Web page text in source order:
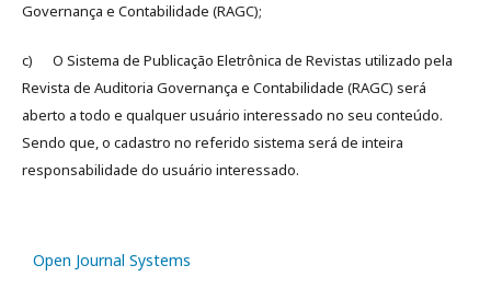
Governança e Contabilidade (RAGC);
c) O Sistema de Publicação Eletrônica de Revistas utilizado pela
Revista de Auditoria Governança e Contabilidade (RAGC) será
aberto a todo e qualquer usuário interessado no seu conteúdo.
Sendo que, o cadastro no referido sistema será de inteira
responsabilidade do usuário interessado.
Open Journal Systems